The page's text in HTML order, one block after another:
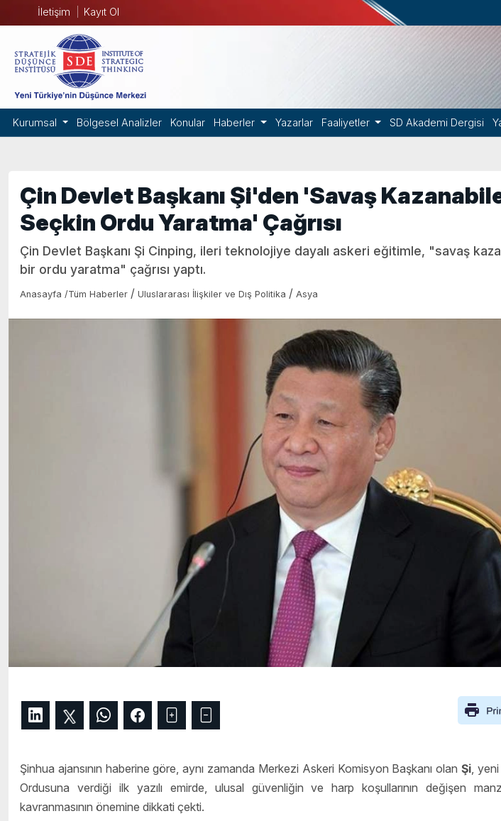
İletişim Kayıt Ol
Kurumsal Bölgesel Analizler Konular Haberler Yazarlar Faaliyetler SD Akademi Dergisi
Çin Devlet Başkanı Şi'den 'Savaş
Seçkin Ordu Yaratma' Çağrısı
Çin Devlet Başkanı Şi Cinping, ileri teknolojiye dayalı askeri eğitimle, "savaş
bir ordu yaratma" çağrısı yaptı.
Anasayfa /Tüm Haberler / Uluslararası İlişkiler ve Dış Politika / Asya
Şinhua ajansının haberine göre, aynı zamanda Merkezi Askeri Komisyon Başkanı olan Şi, yeni
Ordusuna verdiği ilk yazılı emirde, ulusal güvenliğin ve harp koşullarının değişen
kavranmasının önemine dikkati çekti.